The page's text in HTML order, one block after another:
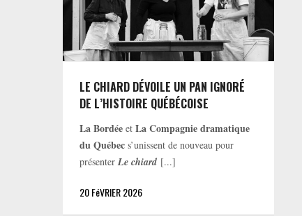
LE CHIARD DÉVOILE UN PAN IGNORÉ
DE L’HISTOIRE QUÉBÉCOISE
La Bordée etLa Compagnie dramatique
du Québec s’unissent de nouveau pour
présenterLe chiard [...]
20 FéVRIER 2026